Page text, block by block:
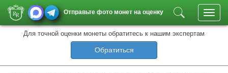
Отправьте фото монет на оценку
Для точной оценки монеты обратитесь к нашим экспертам
Обратиться